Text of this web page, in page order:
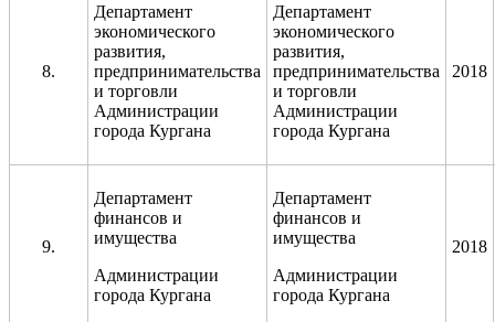
8.
Департамент
экономического
развития,
предпринимательства
и торговли
Администрации
города Кургана
Департамент
экономического
развития,
предпринимательства
и торговли
Администрации
города Кургана
2018
9.
Департамент
финансов и
имущества
Администрации
города Кургана
Департамент
финансов и
имущества
Администрации
города Кургана
2018